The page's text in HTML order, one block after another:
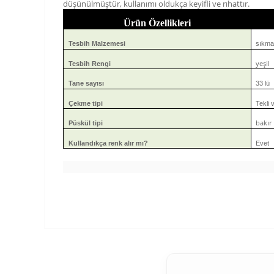
düşünülmüştür, kullanımı oldukça keyifli ve rıhattır.
Ürün Özellikleri
Tesbih Malzemesi
Tesbih Rengi yeşil
Tane sayısı 33 lü
Çekme tipi Tekli
Püskül tipi bakır
Kullandıkça renk alır mı? Evet